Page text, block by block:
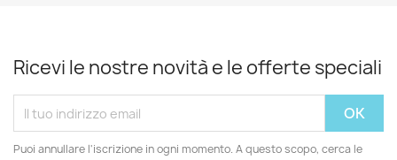
Ricevi le nostre novità e le offerte speciali
Puoi annullare l'iscrizione in ogni momento. A questo scopo, cerca le